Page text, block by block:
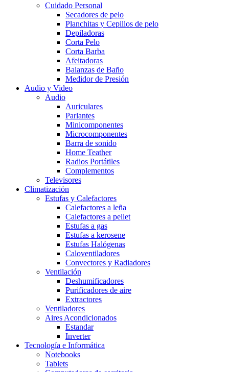
Cuidado Personal
Secadores de pelo
Planchitas y Cepillos de pelo
Depiladoras
Corta Pelo
Corta Barba
Afeitadoras
Balanzas de Baño
Medidor de Presión
Audio y Video
Audio
Auriculares
Parlantes
Minicomponentes
Microcomponentes
Barra de sonido
Home Teather
Radios Portátiles
Complementos
Televisores
Climatización
Estufas y Calefactores
Calefactores a leña
Calefactores a pellet
Estufas a gas
Estufas a kerosene
Estufas Halógenas
Caloventiladores
Convectores y Radiadores
Ventilación
Deshumificadores
Purificadores de aire
Extractores
Ventiladores
Aires Acondicionados
Estandar
Inverter
Tecnología e Informática
Notebooks
Tablets